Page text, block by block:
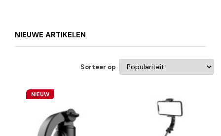
NIEUWE ARTIKELEN
Sorteer op
NIEUW